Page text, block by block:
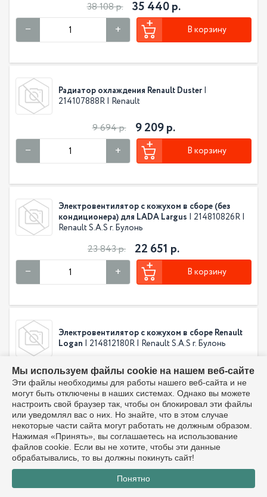
38 108 р. 35 440 р.
В корзину
Радиатор охлаждения Renault Duster |
214107888R | Renault
9 694 р. 9 209 р.
В корзину
Электровентилятор с кожухом в сборе (без
кондиционера) для LADA Largus | 214810826R |
Renault S.A.S г. Булонь
23 843 р. 22 651 р.
В корзину
Электровентилятор с кожухом в сборе Renault
Logan | 214812180R | Renault S.A.S г. Булонь
4 976 р. 4 727 р.
В корзину
Шланг подводящий радиатора для LADA Largus
| 215010073R | Renault S.A.S г. Булонь
5 602 р. 5 322 р.
Мы используем файлы cookie на нашем веб-сайте
Эти файлы необходимы для работы нашего веб-сайта и не
могут быть отключены в наших системах. Однако вы можете
настроить свой браузер так, чтобы он блокировал эти файлы
или уведомлял вас о них. Но знайте, что в этом случае
некоторые части сайта могут работать не должным образом.
Нажимая «Принять», вы соглашаетесь на использование
файлов cookie. Если вы не хотите, чтобы эти данные
обрабатывались, то вы должны покинуть сайт!
Понятно